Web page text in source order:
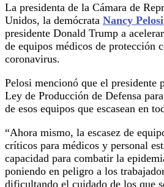
La presidenta de la Cámara de
Unidos, la demócrata Nancy Pelosi
presidente Donald Trump a
de equipos médicos de protección
coronavirus.
Pelosi mencionó que el presidente
Ley de Producción de Defensa
de esos equipos que escasean en
“Ahora mismo, la escasez de
críticos para médicos y personal
capacidad para combatir la
poniendo en peligro a los
dificultando el cuidado de los que